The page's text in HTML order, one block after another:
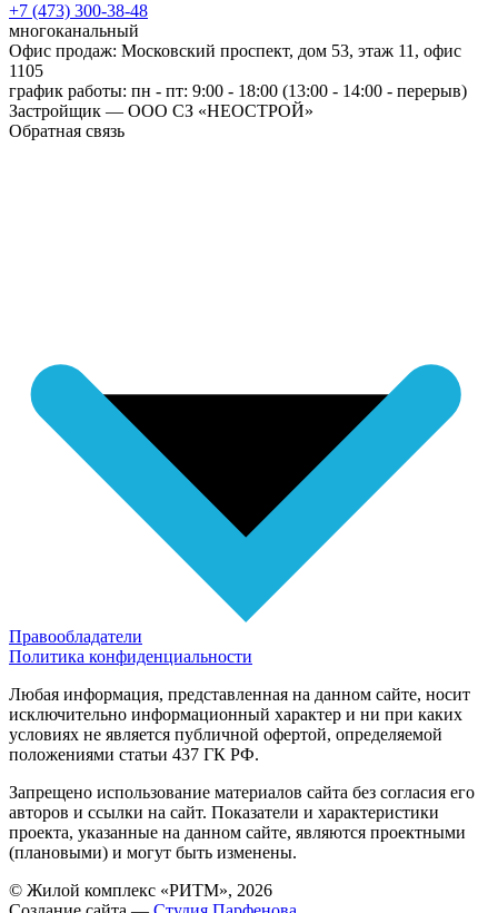
+7 (473) 300-38-48
многоканальный
Офис продаж: Московский проспект, дом 53, этаж 11, офис
1105
график работы: пн - пт: 9:00 - 18:00 (13:00 - 14:00 - перерыв)
Застройщик — ООО СЗ «НЕОСТРОЙ»
Обратная связь
Правообладатели
Политика конфиденциальности
Любая информация, представленная на данном сайте, носит
исключительно информационный характер и ни при каких
условиях не является публичной офертой, определяемой
положениями статьи 437 ГК РФ.
Запрещено использование материалов сайта без согласия его
авторов и ссылки на сайт. Показатели и характеристики
проекта, указанные на данном сайте, являются проектными
(плановыми) и могут быть изменены.
© Жилой комплекс «РИТМ», 2026